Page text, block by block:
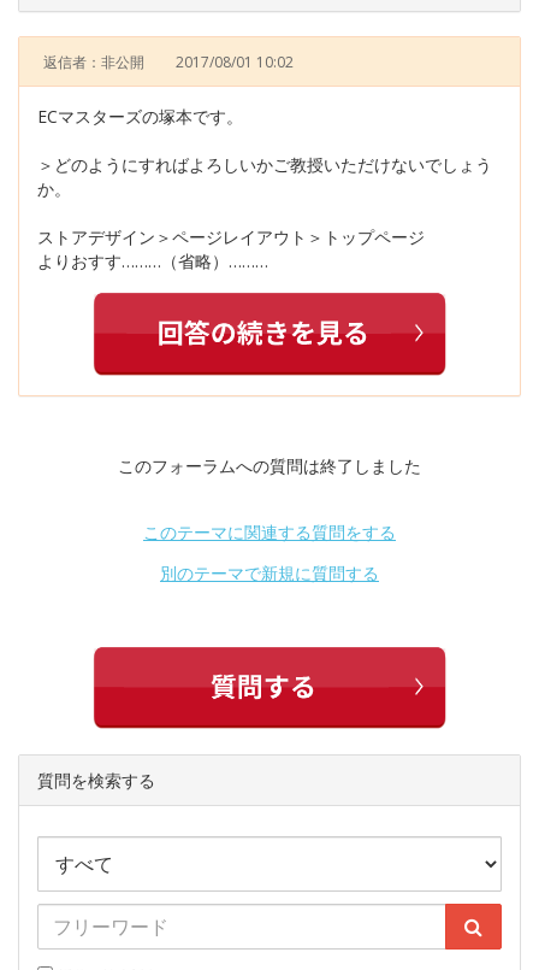
返信者：非公開 2017/08/01 10:02
ECマスターズの塚本です。
＞どのようにすればよろしいかご教授いただけないでしょう
か。
ストアデザイン＞ページレイアウト＞トップページ
よりおすす………（省略）………
このフォーラムへの質問は終了しました
このテーマに関連する質問をする
別のテーマで新規に質問する
質問を検索する